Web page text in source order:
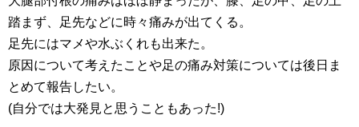
踏まず、足先などに時々痛みが出てくる。
足先にはマメや水ぶくれも出来た。
原因について考えたことや足の痛み対策については後日ま
とめて報告したい。
(自分では大発見と思うこともあった!)